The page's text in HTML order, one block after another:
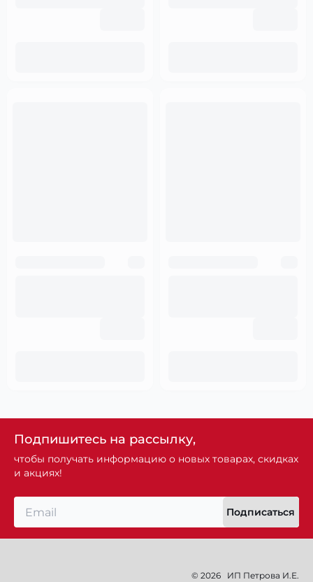
Подпишитесь на рассылку,
чтобы получать информацию о новых товарах, скидках
и акциях!
Подписаться
© 2026 ИП Петрова И.Е.